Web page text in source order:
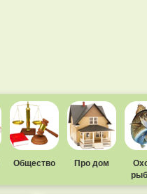
Общество Про дом